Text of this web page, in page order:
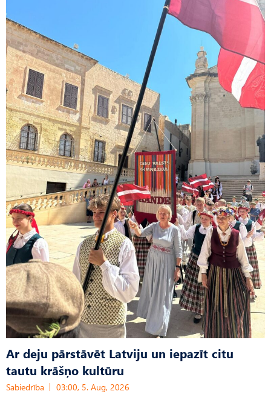
Ar deju pārstāvēt Latviju un iepazīt citu
tautu krāšņo kultūru
Sabiedrība 03:00, 5. Aug, 2026